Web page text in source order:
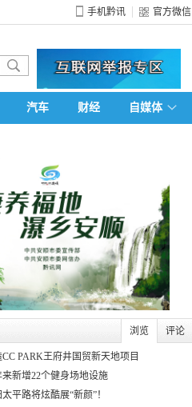
手机黔讯 官方微信
汽车 财经 自媒体
浏览 评论
PARK王府井国贸新天地项目
来新增22个健身场地设施
平路将炫酷展“新颜”！